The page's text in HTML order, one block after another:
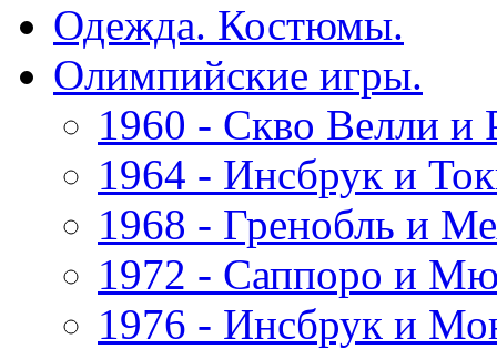
Одежда. Костюмы.
Олимпийские игры.
1960 - Скво Велли и
1964 - Инсбрук и
1968 - Гренобль и
1972 - Саппоро и
1976 - Инсбрук и